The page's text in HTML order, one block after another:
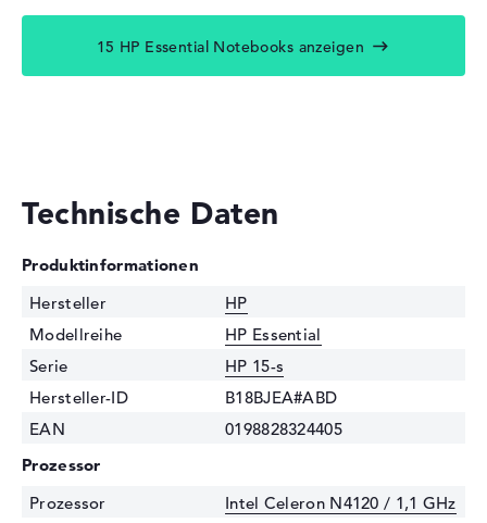
15 HP Essential Notebooks anzeigen
Technische Daten
Produktinformationen
Hersteller
HP
Modellreihe
HP Essential
Serie
HP 15-s
Hersteller-ID
B18BJEA#ABD
EAN
0198828324405
Prozessor
Prozessor
Intel Celeron N4120 / 1,1 GHz